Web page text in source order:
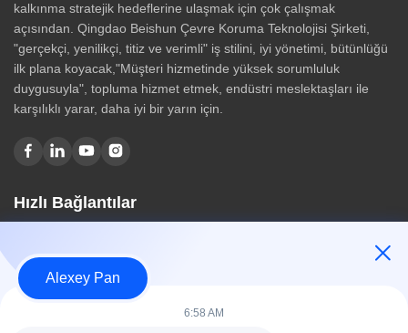
kalkınma stratejik hedeflerine ulaşmak için çok çalışmak
açısından. Qingdao Beishun Çevre Koruma Teknolojisi Şirketi,
"gerçekçi, yenilikçi, titiz ve verimli" iş stilini, iyi yönetimi, bütünlüğü
ilk plana koyacak,"Müşteri hizmetinde yüksek sorumluluk
duygusuyla", topluma hizmet etmek, endüstri meslektaşları ile
karşılıklı yarar, daha iyi bir yarın için.
Hızlı Bağlantılar
Hakkımızda
ÜrünlerAlexey Pan
6:58 AM